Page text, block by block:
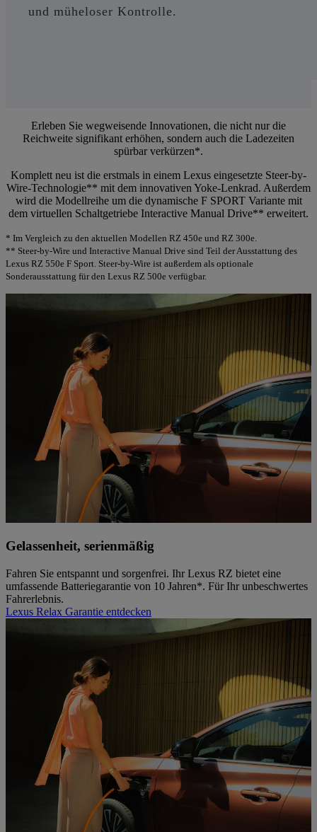
und müheloser Kontrolle.
Erleben Sie wegweisende Innovationen, die nicht nur die
Reichweite signifikant erhöhen, sondern auch die Ladezeiten
spürbar verkürzen*.
Komplett neu ist die erstmals in einem Lexus eingesetzte Steer-by-
Wire-Technologie** mit dem innovativen Yoke-Lenkrad. Außerdem
wird die Modellreihe um die dynamische F SPORT Variante mit
dem virtuellen Schaltgetriebe Interactive Manual Drive** erweitert.
* Im Vergleich zu den aktuellen Modellen RZ 450e und RZ 300e.
** Steer-by-Wire und Interactive Manual Drive sind Teil der Ausstattung des
Lexus RZ 550e F Sport. Steer-by-Wire ist außerdem als optionale
Sonderausstattung für den Lexus RZ 500e verfügbar.
Gelassenheit, serienmäßig
Fahren Sie entspannt und sorgenfrei. Ihr Lexus RZ bietet eine
umfassende Batteriegarantie von 10 Jahren*. Für Ihr unbeschwertes
Fahrerlebnis.
Lexus Relax Garantie entdecken